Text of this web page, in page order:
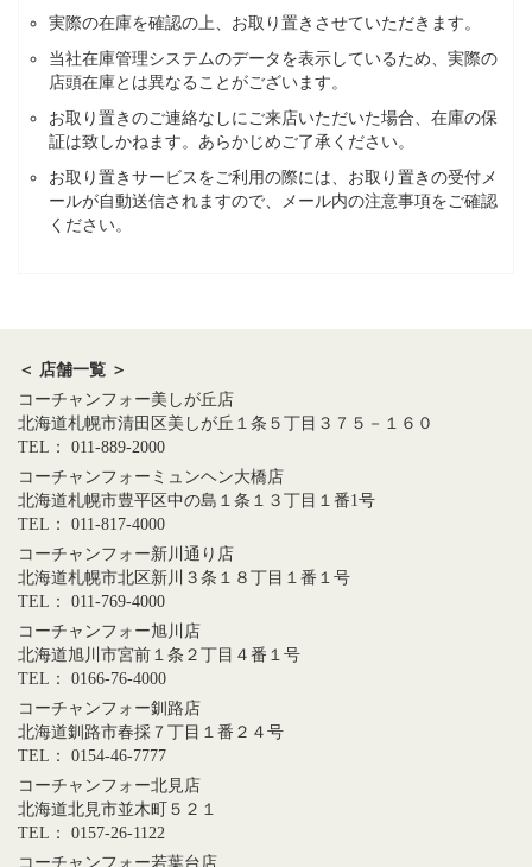
実際の在庫を確認の上、お取り置きさせていただきます。
当社在庫管理システムのデータを表示しているため、実際の
店頭在庫とは異なることがございます。
お取り置きのご連絡なしにご来店いただいた場合、在庫の保
証は致しかねます。あらかじめご了承ください。
お取り置きサービスをご利用の際には、お取り置きの受付メ
ールが自動送信されますので、メール内の注意事項をご確認
ください。
＜ 店舗一覧 ＞
コーチャンフォー美しが丘店
北海道札幌市清田区美しが丘１条５丁目３７５－１６０
TEL： 011-889-2000
コーチャンフォーミュンヘン大橋店
北海道札幌市豊平区中の島１条１３丁目１番1号
TEL： 011-817-4000
コーチャンフォー新川通り店
北海道札幌市北区新川３条１８丁目１番１号
TEL： 011-769-4000
コーチャンフォー旭川店
北海道旭川市宮前１条２丁目４番１号
TEL： 0166-76-4000
コーチャンフォー釧路店
北海道釧路市春採７丁目１番２４号
TEL： 0154-46-7777
コーチャンフォー北見店
北海道北見市並木町５２１
TEL： 0157-26-1122
コーチャンフォー若葉台店